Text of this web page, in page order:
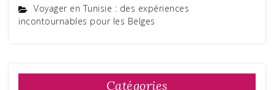
Voyager en Tunisie : des expériences
incontournables pour les Belges
Catégories